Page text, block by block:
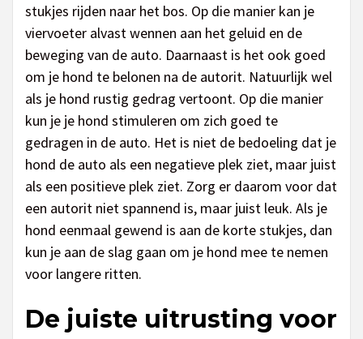
stukjes rijden naar het bos. Op die manier kan je
viervoeter alvast wennen aan het geluid en de
beweging van de auto. Daarnaast is het ook goed
om je hond te belonen na de autorit. Natuurlijk wel
als je hond rustig gedrag vertoont. Op die manier
kun je je hond stimuleren om zich goed te
gedragen in de auto. Het is niet de bedoeling dat je
hond de auto als een negatieve plek ziet, maar juist
als een positieve plek ziet. Zorg er daarom voor dat
een autorit niet spannend is, maar juist leuk. Als je
hond eenmaal gewend is aan de korte stukjes, dan
kun je aan de slag gaan om je hond mee te nemen
voor langere ritten.
De juiste uitrusting voor